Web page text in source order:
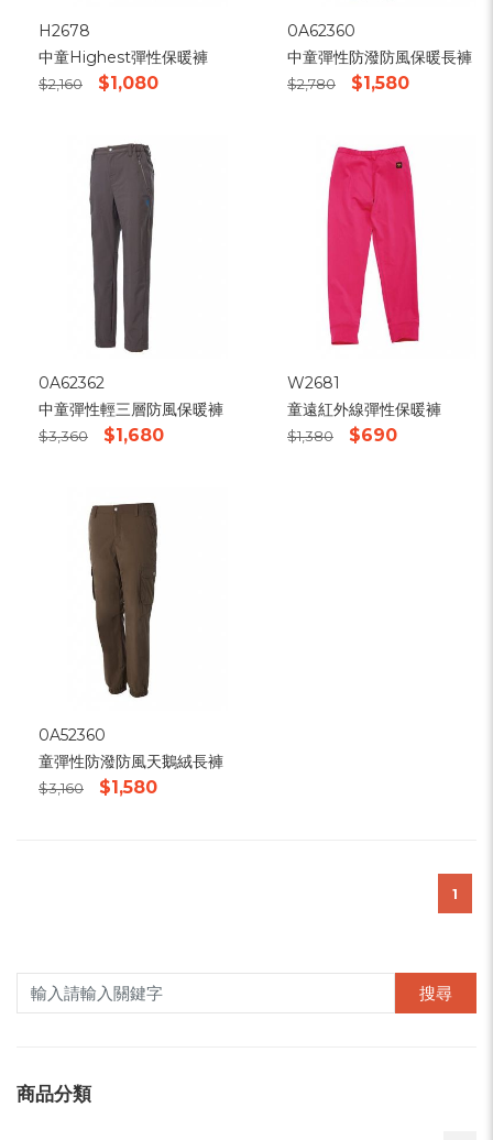
H2678
中童Highest彈性保暖褲
$2,160 $1,080
0A62360
中童彈性防潑防風保暖長褲
$2,780 $1,580
0A62362
中童彈性輕三層防風保暖褲
$3,360 $1,680
W2681
童遠紅外線彈性保暖褲
$1,380 $690
0A52360
童彈性防潑防風天鵝絨長褲
$3,160 $1,580
1
搜尋
商品分類